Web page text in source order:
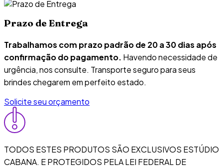
Prazo de Entrega
Trabalhamos com prazo padrão de 20 a 30 dias após
confirmação do pagamento. Havendo necessidade de
urgência, nos consulte. Transporte seguro para seus
brindes chegarem em perfeito estado.
Solicite seu orçamento
TODOS ESTES PRODUTOS SÃO EXCLUSIVOS ESTÚDIO
CABANA. E PROTEGIDOS PELA LEI FEDERAL DE